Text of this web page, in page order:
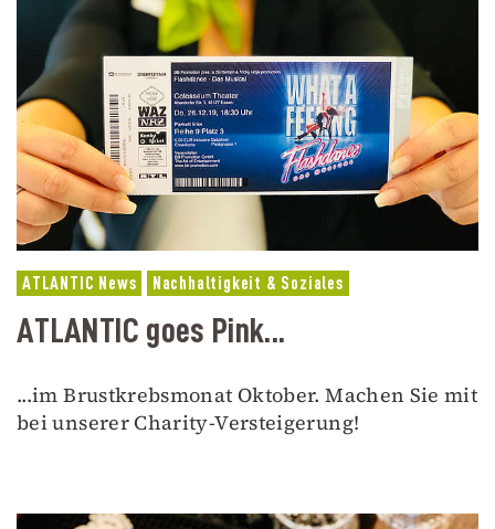
ATLANTIC News Nachhaltigkeit & Soziales
ATLANTIC goes Pink...
...im Brustkrebsmonat Oktober. Machen Sie mit
bei unserer Charity-Versteigerung!